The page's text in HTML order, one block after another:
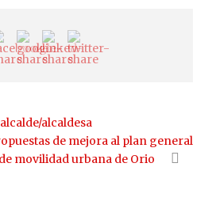
alcaldesa
de mejora al plan general
de movilidad urbana de Orio